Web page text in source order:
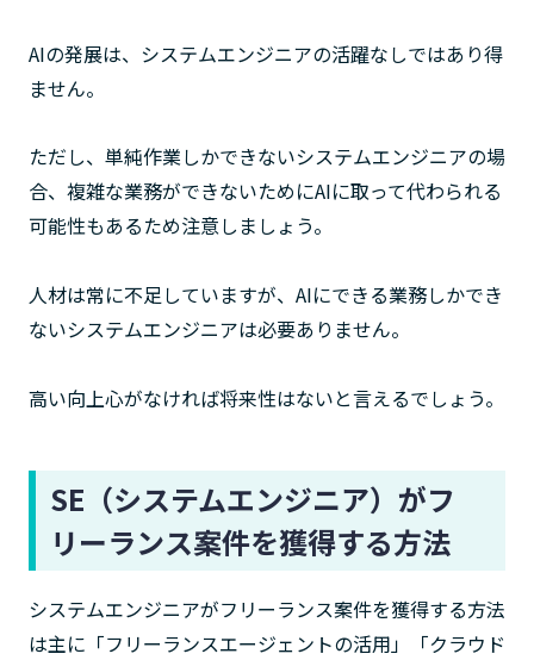
AIの発展は、システムエンジニアの活躍なしではあり得
ません。
ただし、単純作業しかできないシステムエンジニアの場
合、複雑な業務ができないためにAIに取って代わられる
可能性もあるため注意しましょう。
人材は常に不足していますが、AIにできる業務しかでき
ないシステムエンジニアは必要ありません。
高い向上心がなければ将来性はないと言えるでしょう。
SE（システムエンジニア）がフ
リーランス案件を獲得する方法
システムエンジニアがフリーランス案件を獲得する方法
は主に「フリーランスエージェントの活用」「クラウド